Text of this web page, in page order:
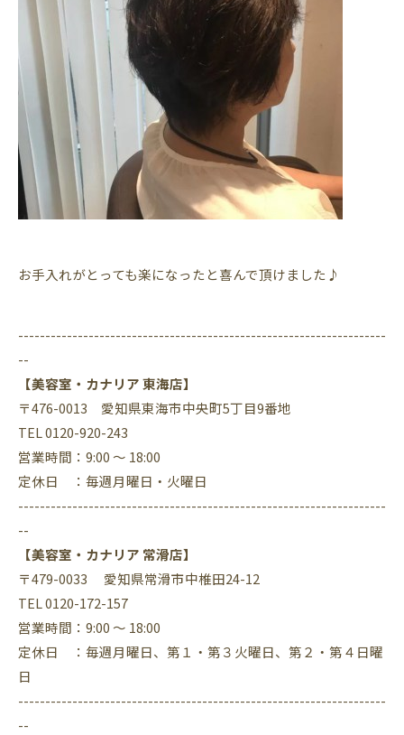
お手入れがとっても楽になったと喜んで頂けました♪
--------------------------------------------------------------------
--
【美容室・カナリア 東海店】
〒476-0013 愛知県東海市中央町5丁目9番地
TEL 0120-920-243
営業時間：9:00 ～ 18:00
定休日 ：毎週月曜日・火曜日
--------------------------------------------------------------------
--
【美容室・カナリア 常滑店】
〒479-0033 愛知県常滑市中椎田24-12
TEL 0120-172-157
営業時間：9:00 ～ 18:00
定休日 ：毎週月曜日、第１・第３火曜日、第２・第４日曜
日
--------------------------------------------------------------------
--